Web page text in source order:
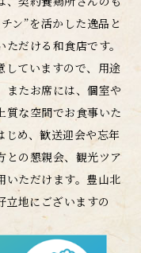
ン”を活かした逸品と
だける和食店です。
していますので、用途
またお席には、個室や
質な空間でお食事いた
じめ、歓送迎会や忘年
との懇親会、観光ツア
いただけます。豊山北
立地にございますの